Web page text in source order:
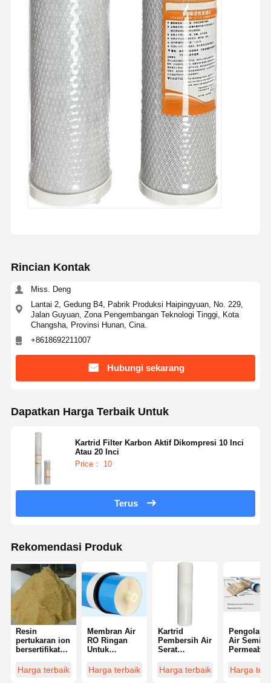
Aksesoris sistem pemurnian air
Rincian Kontak
Miss. Deng
Lantai 2, Gedung B4, Pabrik Produksi Haipingyuan, No. 229,
Jalan Guyuan, Zona Pengembangan Teknologi Tinggi, Kota
Changsha, Provinsi Hunan, Cina.
+8618692211007
Hubungi sekarang
Dapatkan Harga Terbaik Untuk
Kartrid Filter Karbon Aktif Dikompresi 10 Inci
Atau 20 Inci
Price： 10
Terus
Rekomendasi Produk
Resin
pertukaran ion
bersertifikat
pembuatan air
murni
Harga terbaik
Membran Air
RO Ringan
Untuk
Multifungsi
Harga terbaik
Kartrid
Pembersih Air
Serat
Efektif
Menghilangkan
Harga terbaik
Air Semi
Permeable
Membran
Osmosis
Harga